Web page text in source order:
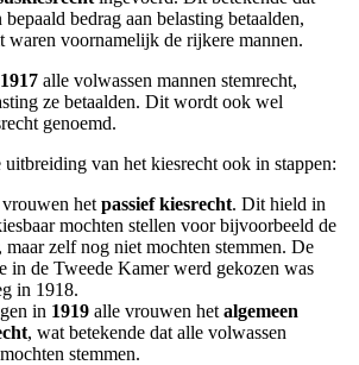
bedrag aan belasting betaalden,
waren voornamelijk de rijkere mannen.
1917 alle volwassen mannen stemrecht,
ze betaalden. Dit wordt ook wel
genoemd.
van het kiesrecht ook in stappen:
het passief kiesrecht. Dit hield in
mochten stellen voor bijvoorbeeld de
maar zelf nog niet mochten stemmen. De
in de Tweede Kamer werd gekozen was
in 1918.
in 1919 alle vrouwen het algemeen
, wat betekende dat alle volwassen
stemmen.